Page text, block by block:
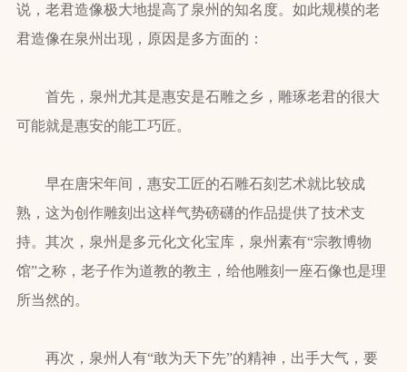
说，老君造像极大地提高了泉州的知名度。如此规模的老
君造像在泉州出现，原因是多方面的：
首先，泉州尤其是惠安是石雕之乡，雕琢老君的很大
可能就是惠安的能工巧匠。
早在唐宋年间，惠安工匠的石雕石刻艺术就比较成
熟，这为创作雕刻出这样气势磅礴的作品提供了技术支
持。其次，泉州是多元化文化宝库，泉州素有“宗教博物
馆”之称，老子作为道教的教主，给他雕刻一座石像也是理
所当然的。
再次，泉州人有“敢为天下先”的精神，出手大气，要